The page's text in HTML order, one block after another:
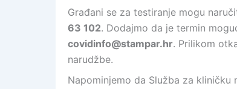
Građani se za testiranje mogu
63 102. Dodajmo da je termin
covidinfo@stampar.hr. Prilikom
narudžbe.
Napominjemo da Služba za kliničku